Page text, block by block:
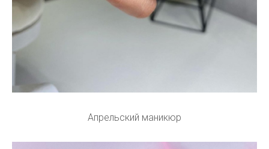
Апрельский маникюр